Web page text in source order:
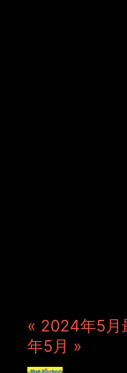
る、キ
話。
« 2024年5月
年5月 »